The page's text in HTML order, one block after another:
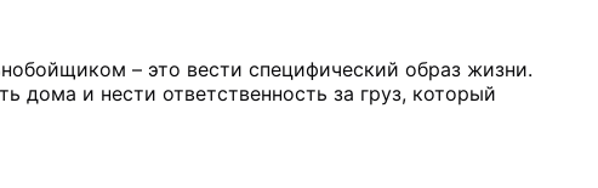
– это вести специфический образ жизни.
дома и нести ответственность за груз, который